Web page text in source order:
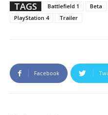
TAGS Battlefield 1 Beta
PlayStation 4
Trailer
Facebook